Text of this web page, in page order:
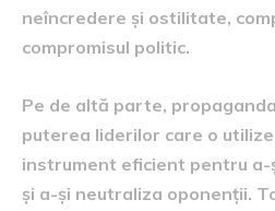
neîncredere și ostilitate,
compromisul politic.
Pe de altă parte,
puterea liderilor care o
instrument eficient pentru
și a-și neutraliza oponenții.